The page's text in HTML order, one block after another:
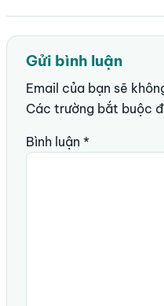
Gửi bình luận
Email của bạn sẽ
Các trường bắt buộc
Bình luận *